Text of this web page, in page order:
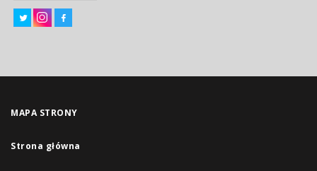
MAPA STRONY
Strona główna